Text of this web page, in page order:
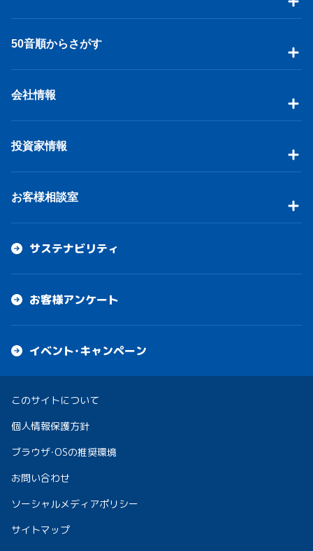
50音順からさがす
会社情報
投資家情報
お客様相談室
サステナビリティ
お客様アンケート
イベント・キャンペーン
このサイトについて
個人情報保護方針
ブラウザ・OSの推奨環境
お問い合わせ
ソーシャルメディアポリシー
サイトマップ